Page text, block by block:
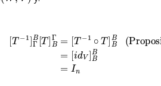
T− ΓB[T]B Γ= [T 1∘T]BB =